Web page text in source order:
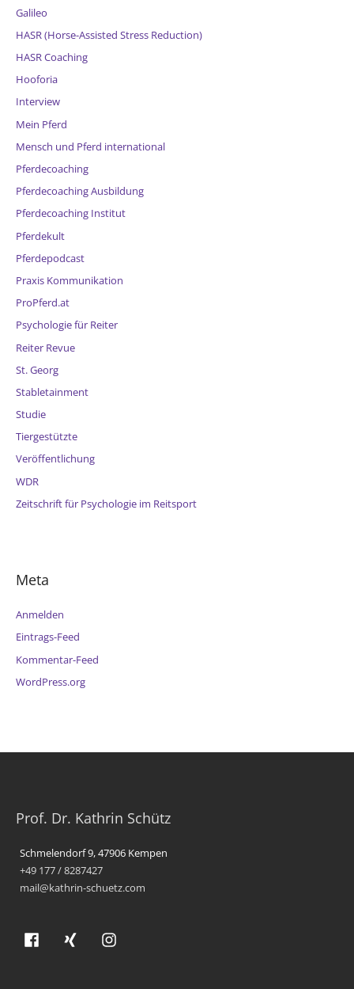
Galileo
HASR (Horse-Assisted Stress Reduction)
HASR Coaching
Hooforia
Interview
Mein Pferd
Mensch und Pferd international
Pferdecoaching
Pferdecoaching Ausbildung
Pferdecoaching Institut
Pferdekult
Pferdepodcast
Praxis Kommunikation
ProPferd.at
Psychologie für Reiter
Reiter Revue
St. Georg
Stabletainment
Studie
Tiergestützte
Veröffentlichung
WDR
Zeitschrift für Psychologie im Reitsport
Meta
Anmelden
Eintrags-Feed
Kommentar-Feed
WordPress.org
Prof. Dr. Kathrin Schütz
Schmelendorf 9, 47906 Kempen
+49 177 / 8287427
mail@kathrin-schuetz.com